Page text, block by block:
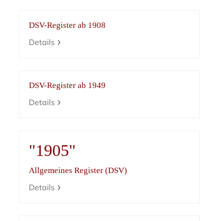
DSV-Register ab 1908
Details
DSV-Register ab 1949
Details
"1905"
Allgemeines Register (DSV)
Details